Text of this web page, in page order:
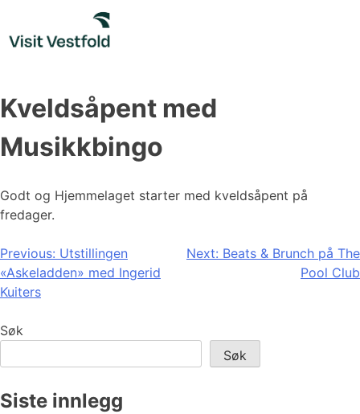
content
Kveldsåpent med
Musikkbingo
Godt og Hjemmelaget starter med kveldsåpent på
fredager.
Innleggsnavigasjon
Previous: Utstillingen
«Askeladden» med Ingerid
Kuiters
Next: Beats & Brunch på The
Pool Club
Søk
Søk
Siste innlegg